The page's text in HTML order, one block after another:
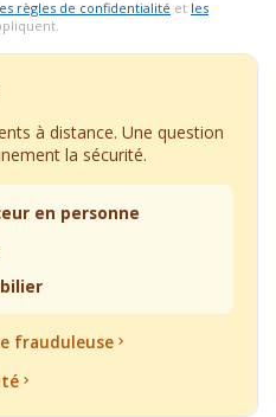
règles de confidentialité et les
à distance. Une question
la sécurité.
en personne
frauduleuse